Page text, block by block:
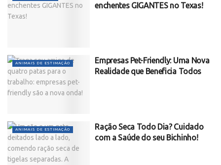
enchentes GIGANTES no Texas!
ANIMAIS DE ESTIMAÇÃO
Empresas Pet-Friendly: Uma Nova
Realidade que Beneficia Todos
ANIMAIS DE ESTIMAÇÃO
Ração Seca Todo Dia? Cuidado
com a Saúde do seu Bichinho!